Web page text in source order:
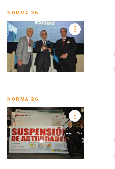
NORMA 26
NORMA 26